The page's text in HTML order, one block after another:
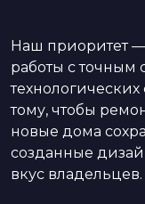
Наш приоритет
работы с точным
тому, чтобы
новые дома
созданные
вкус владельцев.